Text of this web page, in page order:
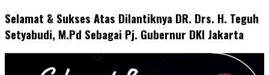
Selamat & Sukses Atas Dilantiknya DR. Drs. H. Teguh
Setyabudi, M.Pd Sebagai Pj. Gubernur DKI Jakarta